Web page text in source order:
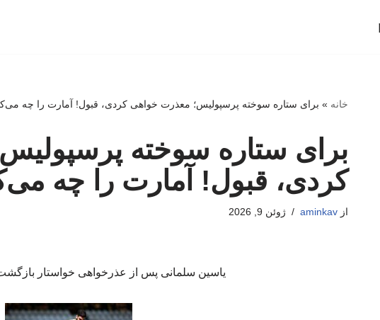
خانه » برای ستاره سوخته پرسپولیس؛ معذرت خواهی کردی، قبول! آمارت را چه
برای ستاره سوخته
کردی، قبول! آمارت را چه
ازaminkav ژوئن 9, 2026
یاسین سلمانی پس از عذرخواهی خواستار